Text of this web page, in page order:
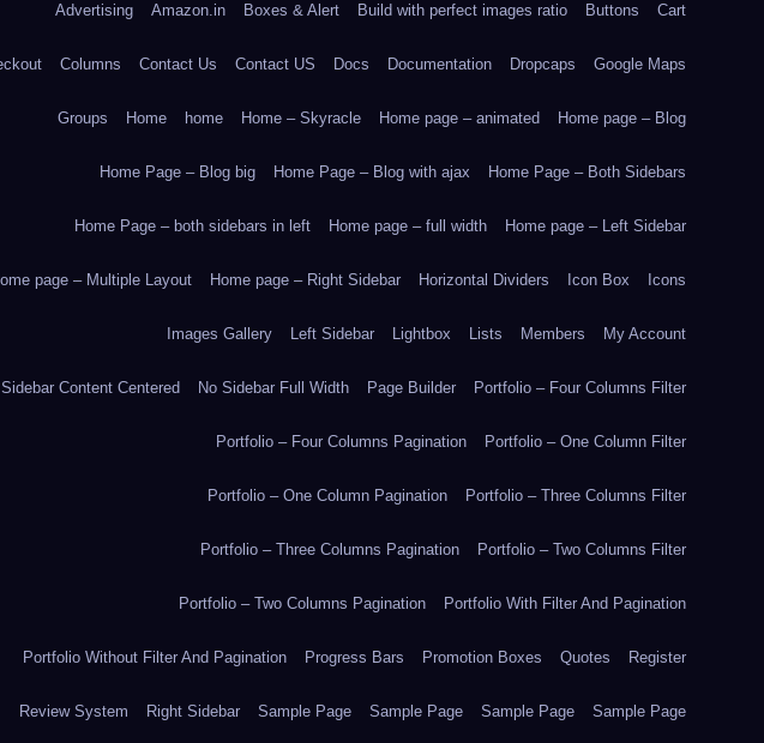
Advertising Amazon.in Boxes & Alert Build with perfect images ratio Buttons Cart
Columns Contact Us Contact US Docs Documentation Dropcaps Google Maps
Groups Home home Home – Skyracle Home page – animated Home page – Blog
Home Page – Blog big Home Page – Blog with ajax Home Page – Both Sidebars
Home Page – both sidebars in left Home page – full width Home page – Left Sidebar
page – Multiple Layout Home page – Right Sidebar Horizontal Dividers Icon Box Icons
Images Gallery Left Sidebar Lightbox Lists Members My Account
Sidebar Content Centered No Sidebar Full Width Page Builder Portfolio – Four Columns Filter
Portfolio – Four Columns Pagination Portfolio – One Column Filter
Portfolio – One Column Pagination Portfolio – Three Columns Filter
Portfolio – Three Columns Pagination Portfolio – Two Columns Filter
Portfolio – Two Columns Pagination Portfolio With Filter And Pagination
Portfolio Without Filter And Pagination Progress Bars Promotion Boxes Quotes Register
Review System Right Sidebar Sample Page Sample Page Sample Page Sample Page